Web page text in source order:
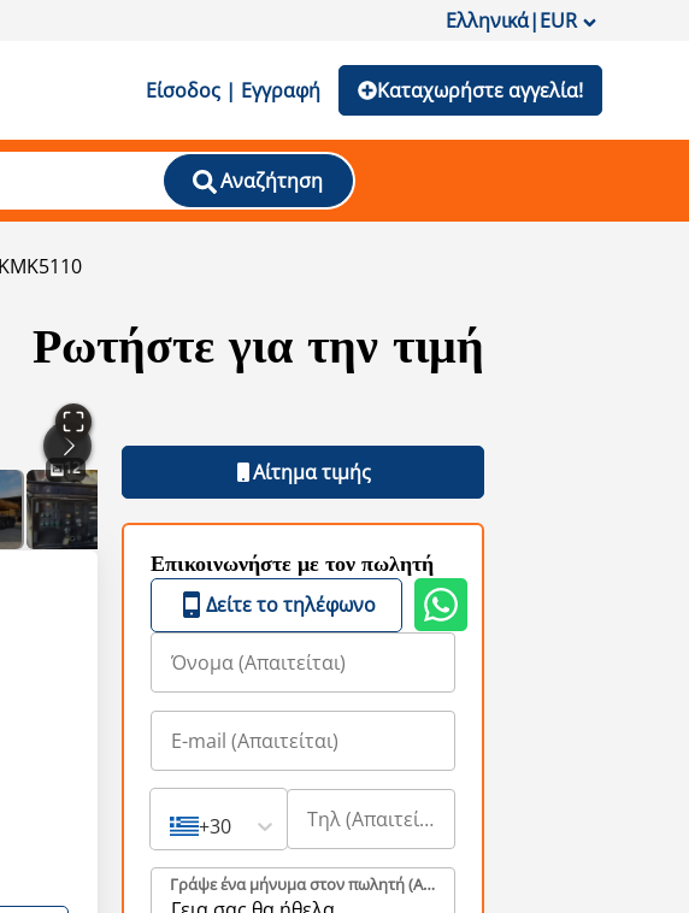
Ελληνικά|EUR
Είσοδος | Εγγραφή Καταχωρήστε αγγελία!
Αναζήτηση
Ρωτήστε για την τιμή
12 Αίτημα τιμής
Επικοινωνήστε με τον πωλητή
Δείτε το τηλέφωνο
+30
Γράψε ένα μήνυμα στον πωλητή (Aπαιτείται)